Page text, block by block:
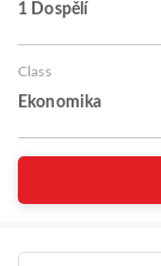
1 Dospělí
Class
Ekonomika